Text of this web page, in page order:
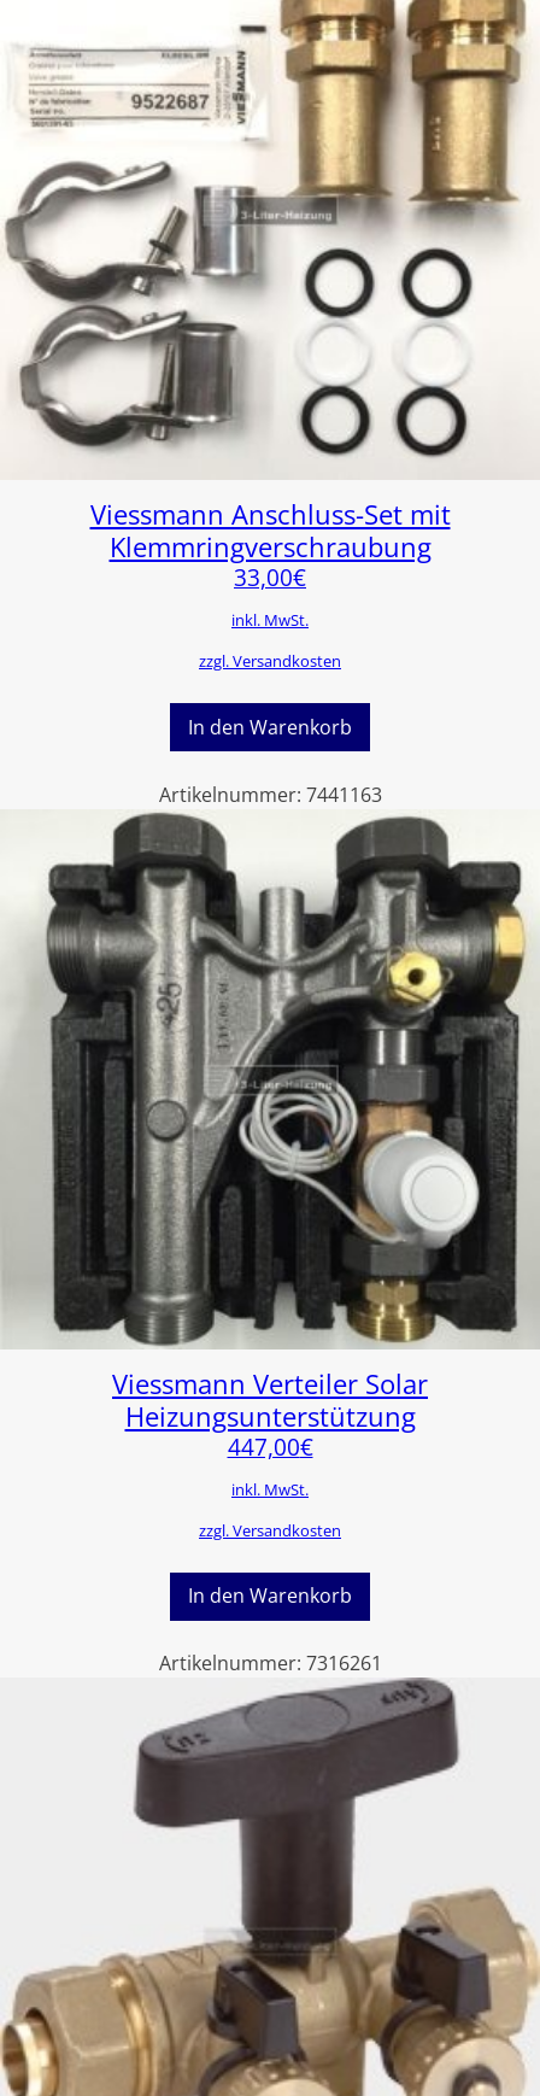
Viessmann Anschluss-Set mit
Klemmringverschraubung
33,00€
inkl. MwSt.
zzgl. Versandkosten
In den Warenkorb
Artikelnummer: 7441163
Viessmann Verteiler Solar
Heizungsunterstützung
447,00€
inkl. MwSt.
zzgl. Versandkosten
In den Warenkorb
Artikelnummer: 7316261